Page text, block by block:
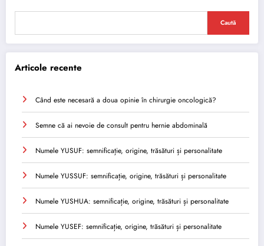
Caută
Articole recente
Când este necesară a doua opinie în chirurgie oncologică?
Semne că ai nevoie de consult pentru hernie abdominală
Numele YUSUF: semnificație, origine, trăsături și personalitate
Numele YUSSUF: semnificație, origine, trăsături și personalitate
Numele YUSHUA: semnificație, origine, trăsături și personalitate
Numele YUSEF: semnificație, origine, trăsături și personalitate